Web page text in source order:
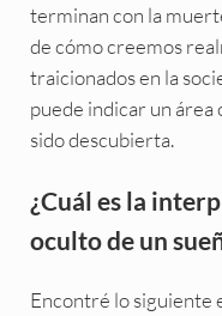
terminan con la
de cómo creemos
traicionados en la
puede indicar un área
sido descubierta.
¿Cuál es la
oculto de un
Encontré lo siguiente